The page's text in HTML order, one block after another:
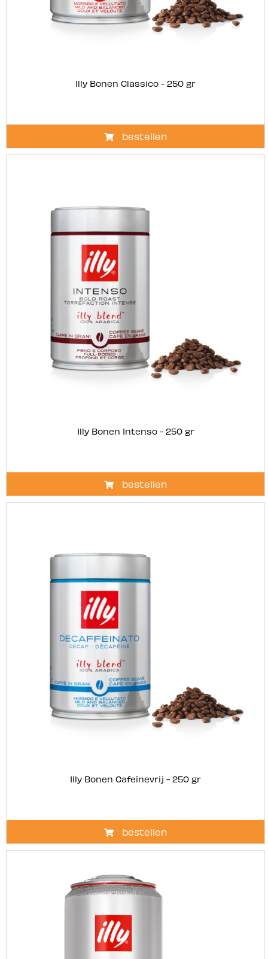
Illy Bonen Classico - 250 gr
bestellen
Illy Bonen Intenso - 250 gr
bestellen
Illy Bonen Cafeïnevrij - 250 gr
bestellen